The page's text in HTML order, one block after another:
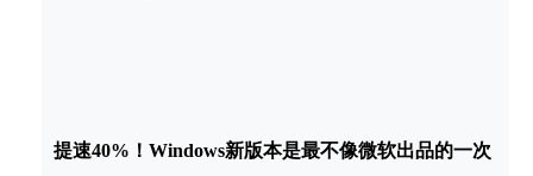
提速40%！Windows新版本是最不像微软出品的一次